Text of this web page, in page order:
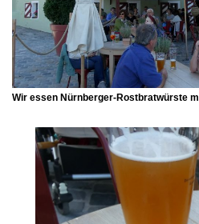
Wir essen Nürnberger-Rostbratwürste